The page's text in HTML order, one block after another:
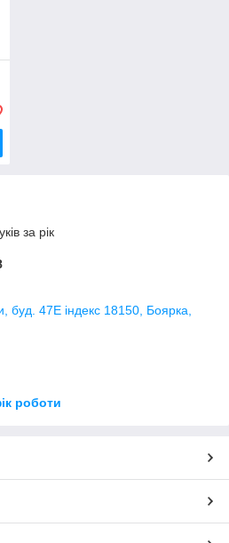
за рік
47Е індекс 18150, Боярка,
роботи